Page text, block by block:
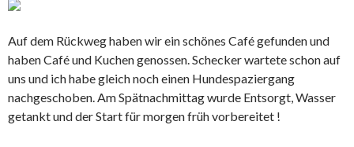
Auf dem Rückweg haben wir ein schönes Café gefunden und
haben Café und Kuchen genossen. Schecker wartete schon auf
uns und ich habe gleich noch einen Hundespaziergang
nachgeschoben. Am Spätnachmittag wurde Entsorgt, Wasser
getankt und der Start für morgen früh vorbereitet !